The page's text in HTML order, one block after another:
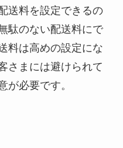
送料を設定できるの
駄のない配送料にで
料は高めの設定にな
さまには避けられて
が必要です。